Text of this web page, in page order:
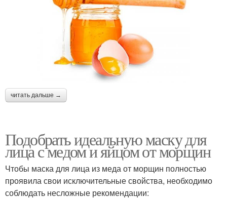
читать дальше →
Подобрать идеальную маску для
лица с медом и яйцом от морщин
Чтобы маска для лица из меда от морщин полностью
проявила свои исключительные свойства, необходимо
соблюдать несложные рекомендации: